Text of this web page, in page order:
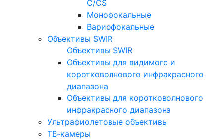
C/CS
Монофокальные
Вариофокальные
Объективы SWIR
Объективы SWIR
Объективы для видимого и
коротковолнового инфракрасного
диапазона
Объективы для коротковолнового
инфракрасного диапазона
Ультрафиолетовые объективы
ТВ-камеры